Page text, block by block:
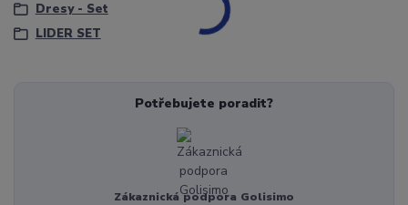
Dresy - Set
LIDER SET
Potřebujete poradit?
Zákaznická podpora Golisimo